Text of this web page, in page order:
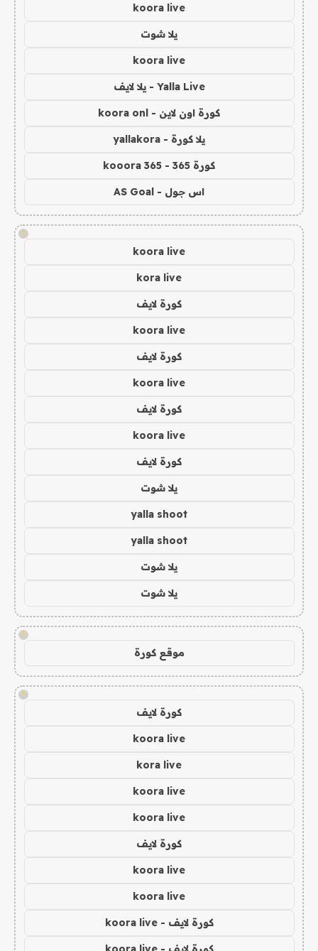
koora live
يلا شوت
koora live
Yalla Live - يلا لايف
كورة اون لاين - koora onl
يلا كورة - yallakora
كورة 365 - kooora 365
اس جول - AS Goal
!
koora live
kora live
كورة لايف
koora live
كورة لايف
koora live
كورة لايف
koora live
كورة لايف
يلا شوت
yalla shoot
yalla shoot
يلا شوت
يلا شوت
!
موقع كورة
!
كورة لايف
koora live
kora live
koora live
koora live
كورة لايف
koora live
koora live
كورة لايف - koora live